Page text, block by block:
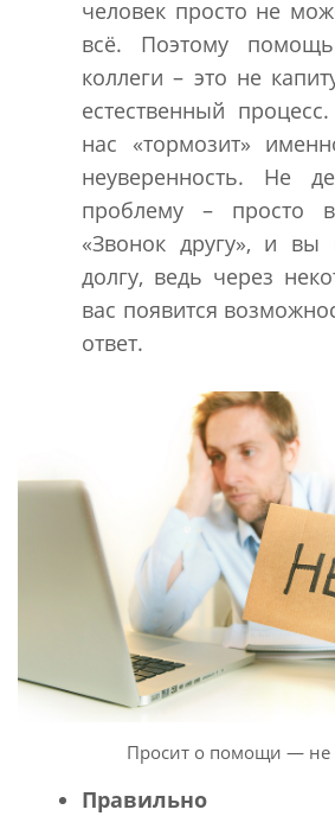
человек просто не
всё. Поэтому
коллеги – это не
естественный
нас «тормозит»
неуверенность. Не
проблему – просто
«Звонок другу», и вы
долгу, ведь через
вас появится
ответ.
Просит о помощи — не
Правильно